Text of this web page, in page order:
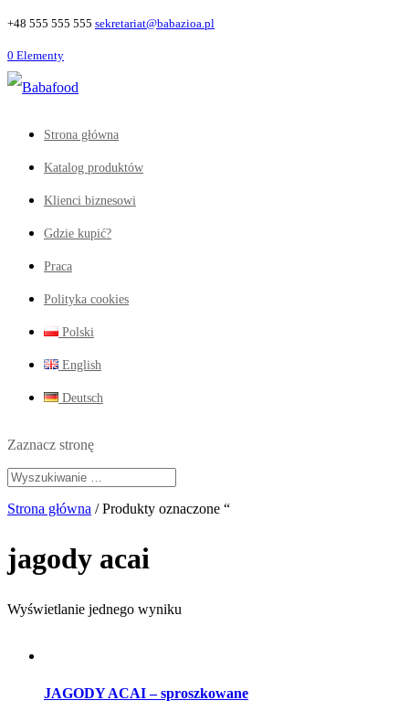
+48 555 555 555 sekretariat@babazioa.pl
0 Elementy
Strona główna
Katalog produktów
Klienci biznesowi
Gdzie kupić?
Praca
Polityka cookies
Polski
English
Deutsch
Zaznacz stronę
Strona główna / Produkty oznaczone “
jagody acai
Wyświetlanie jednego wyniku
JAGODY ACAI – sproszkowane